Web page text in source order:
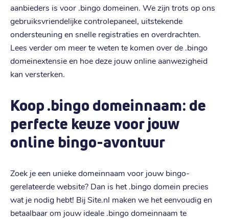
aanbieders is voor .bingo domeinen. We zijn trots op ons
gebruiksvriendelijke controlepaneel, uitstekende
ondersteuning en snelle registraties en overdrachten.
Lees verder om meer te weten te komen over de .bingo
domeinextensie en hoe deze jouw online aanwezigheid
kan versterken.
Koop .bingo domeinnaam: de
perfecte keuze voor jouw
online bingo-avontuur
Zoek je een unieke domeinnaam voor jouw bingo-
gerelateerde website? Dan is het .bingo domein precies
wat je nodig hebt! Bij Site.nl maken we het eenvoudig en
betaalbaar om jouw ideale .bingo domeinnaam te